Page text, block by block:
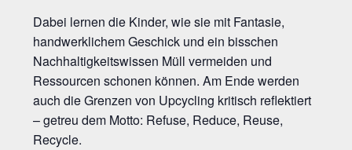
Dabei lernen die Kinder, wie sie mit Fantasie,
handwerklichem Geschick und ein bisschen
Nachhaltigkeitswissen Müll vermeiden und
Ressourcen schonen können. Am Ende werden
auch die Grenzen von Upcycling kritisch reflektiert
– getreu dem Motto: Refuse, Reduce, Reuse,
Recycle.